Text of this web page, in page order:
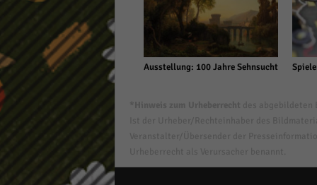
Ausstellung: 100 Jahre Sehnsucht